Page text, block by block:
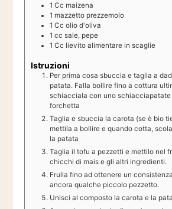
1 Cc maizena
1 mazzetto prezzemolo
1 Cc olio d'oliva
1 cc sale, pepe
1 Cc lievito alimentare in scaglie
Istruzioni
Per prima cosa sbuccia e taglia a
patata. Falla bollire fino a cottura
schiacciala con uno schiacciapatate
forchetta
Taglia e sbuccia la carota (se è bio
mettila a bollire e quando cotta,
la patata
Taglia il tofu a pezzetti e mettilo nel
chicchi di mais e gli altri ingredienti.
Frulla fino ad ottenere un
ancora qualche piccolo pezzetto.
Unisci al composto la carota e la